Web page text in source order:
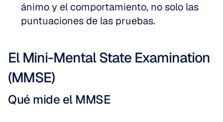
ánimo y el comportamiento, no solo las
puntuaciones de las pruebas.
El Mini-Mental State Examination
(MMSE)
Qué mide el MMSE